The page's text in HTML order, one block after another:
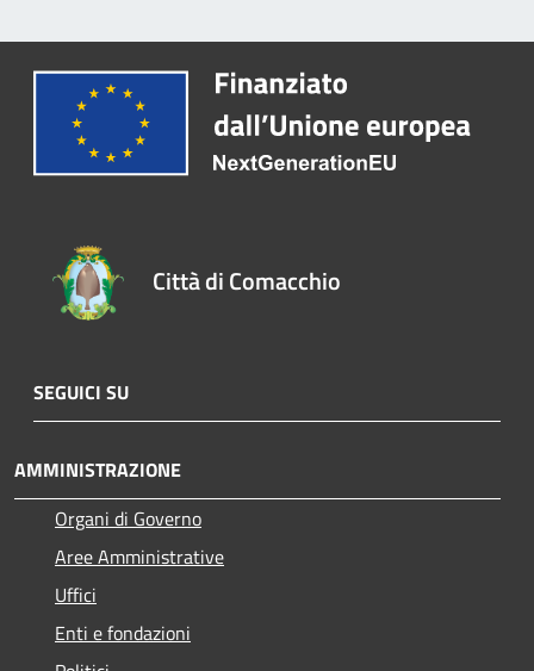
Città di Comacchio
SEGUICI SU
AMMINISTRAZIONE
Organi di Governo
Aree Amministrative
Uffici
Enti e fondazioni